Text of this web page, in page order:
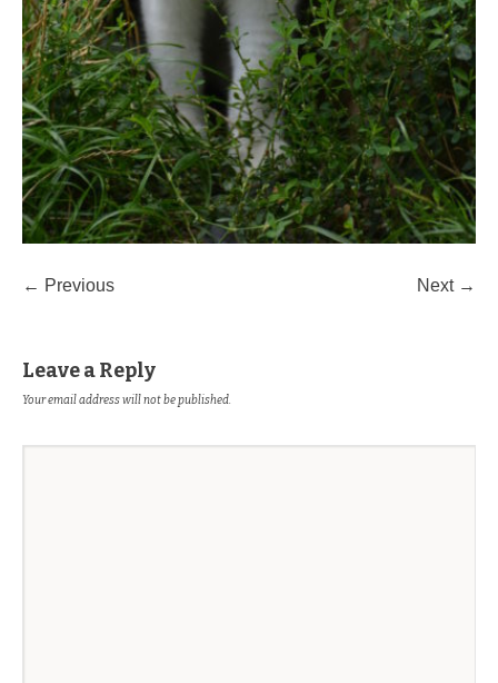
← Previous Next →
Leave a Reply
Your email address will not be published.